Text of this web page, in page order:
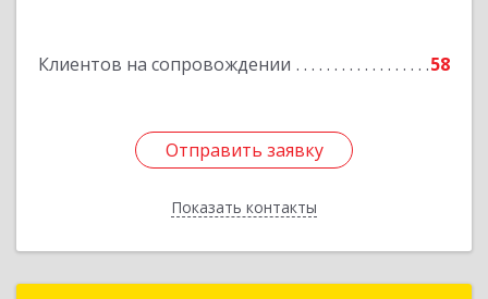
Клиентов на сопровождении 58
Отправить заявку
Показать контакты
Подробнее
Отправить заявку
Назад